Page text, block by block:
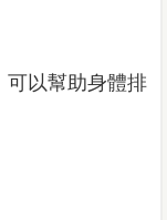
可以幫助身體排